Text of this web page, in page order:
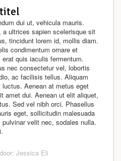
dui ut, vehicula mauris.
a ultrices sapien scelerisque sit
tincidunt lorem id, mollis diam.
condimentum ornare et
quis iaculis fermentum.
nec consectetur vel, lobortis
ac facilisis tellus. Aliquam
Aenean at metus eget
amet dui. Aenean ut elit aliquet,
Sed vel nibh orci. Phasellus
eget, sollicitudin malesuada
velit nec, sodales nulla.
Jessica Eli